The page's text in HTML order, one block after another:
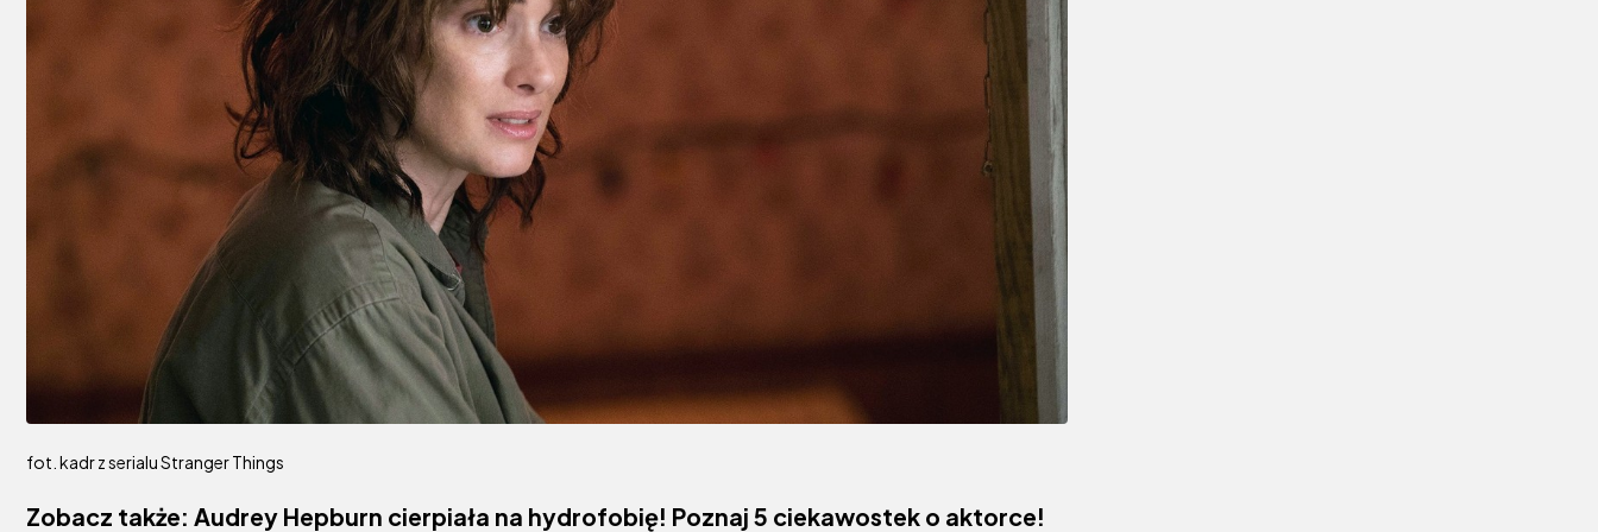
fot. kadr z serialu Stranger Things
Zobacz także: Audrey Hepburn cierpiała na hydrofobię! Poznaj 5 ciekawostek o aktorce!